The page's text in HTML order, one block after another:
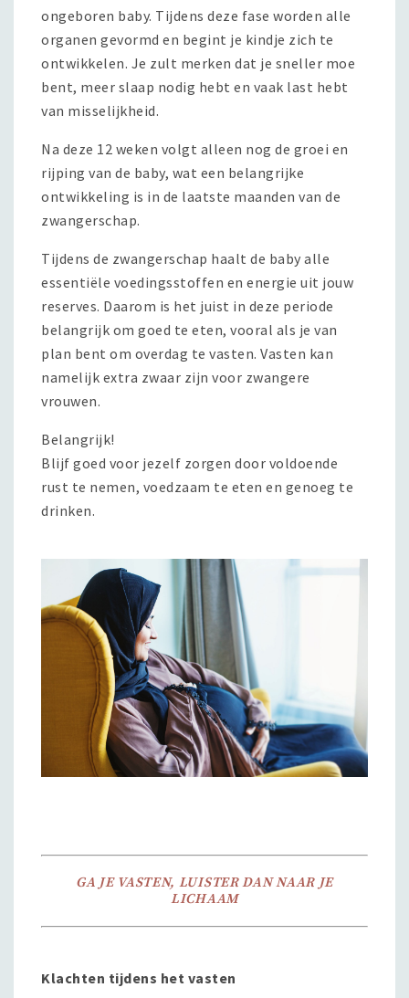
ongeboren baby. Tijdens deze fase worden alle
organen gevormd en begint je kindje zich te
ontwikkelen. Je zult merken dat je sneller moe
bent, meer slaap nodig hebt en vaak last hebt
van misselijkheid.
Na deze 12 weken volgt alleen nog de groei en
rijping van de baby, wat een belangrijke
ontwikkeling is in de laatste maanden van de
zwangerschap.
Tijdens de zwangerschap haalt de baby alle
essentiële voedingsstoffen en energie uit jouw
reserves. Daarom is het juist in deze periode
belangrijk om goed te eten, vooral als je van
plan bent om overdag te vasten. Vasten kan
namelijk extra zwaar zijn voor zwangere
vrouwen.
Belangrijk!
Blijf goed voor jezelf zorgen door voldoende
rust te nemen, voedzaam te eten en genoeg te
drinken.
GA JE VASTEN, LUISTER DAN NAAR JE
LICHAAM
Klachten tijdens het vasten